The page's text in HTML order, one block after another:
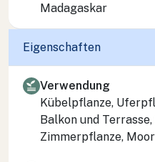
Madagaskar
Eigenschaften
Verwendung
Kübelpflanze,
Balkon und Terrasse,
Zimmerpflanze,